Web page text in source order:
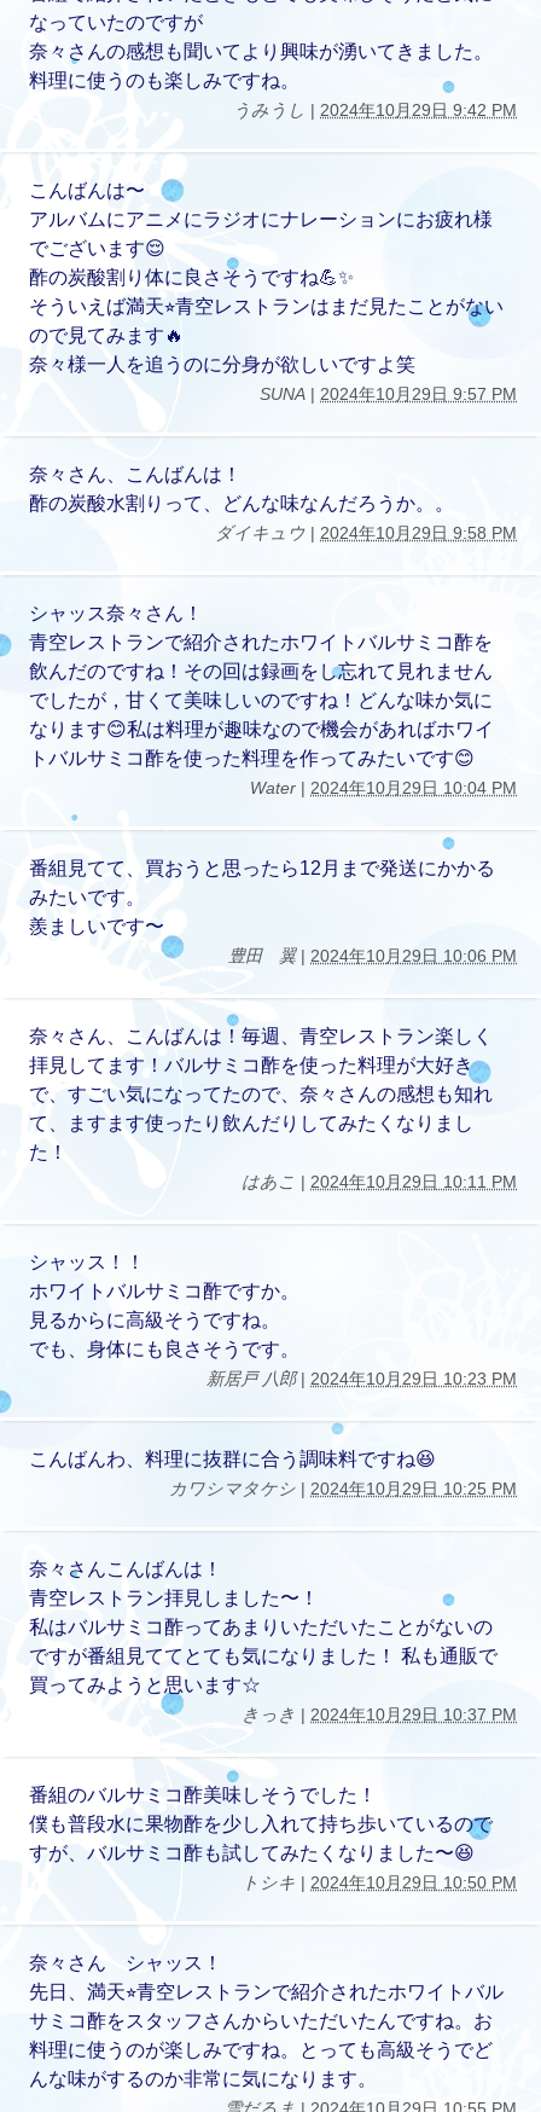
なっていたのですが
奈々さんの感想も聞いてより興味が湧いてきました。
料理に使うのも楽しみですね。
うみうし | 2024年10月29日 9:42 PM
こんばんは〜
アルバムにアニメにラジオにナレーションにお疲れ様
でございます😌
酢の炭酸割り体に良さそうですね💪✨
そういえば満天⭐︎青空レストランはまだ見たことがない
ので見てみます🔥
奈々様一人を追うのに分身が欲しいですよ笑
SUNA | 2024年10月29日 9:57 PM
奈々さん、こんばんは！
酢の炭酸水割りって、どんな味なんだろうか。。
ダイキュウ | 2024年10月29日 9:58 PM
シャッス奈々さん！
青空レストランで紹介されたホワイトバルサミコ酢を
飲んだのですね！その回は録画をし忘れて見れません
でしたが，甘くて美味しいのですね！どんな味か気に
なります😊私は料理が趣味なので機会があればホワイ
トバルサミコ酢を使った料理を作ってみたいです😊
Water | 2024年10月29日 10:04 PM
番組見てて、買おうと思ったら12月まで発送にかかる
みたいです。
羨ましいです〜
豊田 翼| 2024年10月29日 10:06 PM
奈々さん、こんばんは！毎週、青空レストラン楽しく
拝見してます！バルサミコ酢を使った料理が大好き
で、すごい気になってたので、奈々さんの感想も知れ
て、ますます使ったり飲んだりしてみたくなりまし
た！
はあこ | 2024年10月29日 10:11 PM
シャッス！！
ホワイトバルサミコ酢ですか。
見るからに高級そうですね。
でも、身体にも良さそうです。
新居戸 八郎| 2024年10月29日 10:23 PM
こんばんわ、料理に抜群に合う調味料ですね😆
カワシマタケシ | 2024年10月29日 10:25 PM
奈々さんこんばんは！
青空レストラン拝見しました〜！
私はバルサミコ酢ってあまりいただいたことがないの
ですが番組見ててとても気になりました！ 私も通販で
買ってみようと思います☆
きっき | 2024年10月29日 10:37 PM
番組のバルサミコ酢美味しそうでした！
僕も普段水に果物酢を少し入れて持ち歩いているので
すが、バルサミコ酢も試してみたくなりました〜😆
トシキ | 2024年10月29日 10:50 PM
奈々さん シャッス！
先日、満天⭐︎青空レストランで紹介されたホワイトバル
サミコ酢をスタッフさんからいただいたんですね。お
料理に使うのが楽しみですね。とっても高級そうでど
んな味がするのか非常に気になります。